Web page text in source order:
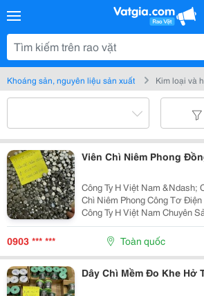
Khoáng sản, nguyên liệu sản xuất Kim loại và
Viên Chì Niêm Phong
Công Ty H Việt Nam &Ndash;
Chì Niêm Phong Công Tơ
Công Ty H Việt Nam Chuyên
Viên Chì Niêm Phong Công
Lượng Ổn Định, Đáp Ứng
Điện Lực,...
0903 *** *** Toàn quốc
Dây Chì Mềm Đo Khe Hở